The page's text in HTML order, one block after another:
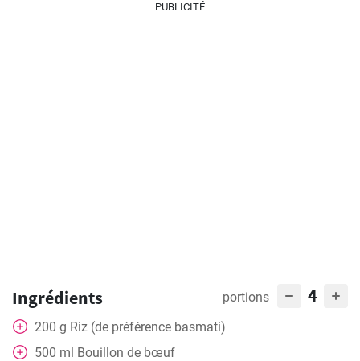
PUBLICITÉ
Ingrédients portions 4
200 g Riz (de préférence basmati)
500 ml Bouillon de bœuf